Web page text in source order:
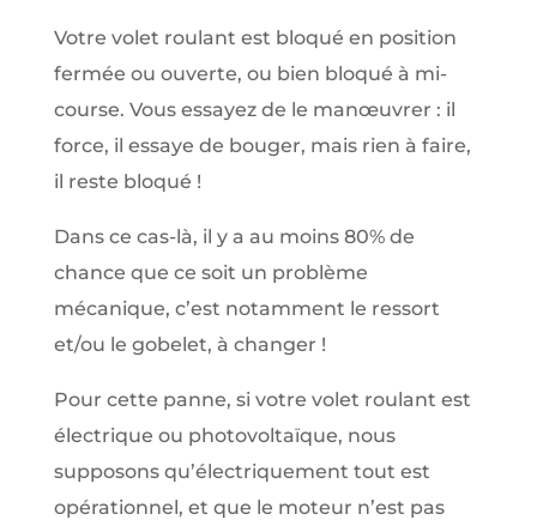
Votre volet roulant est bloqué en position
fermée ou ouverte, ou bien bloqué à mi-
course. Vous essayez de le manœuvrer : il
force, il essaye de bouger, mais rien à faire,
il reste bloqué !
Dans ce cas-là, il y a au moins 80% de
chance que ce soit un problème
mécanique, c’est notamment le ressort
et/ou le gobelet, à changer !
Pour cette panne, si votre volet roulant est
électrique ou photovoltaïque, nous
supposons qu’électriquement tout est
opérationnel, et que le moteur n’est pas